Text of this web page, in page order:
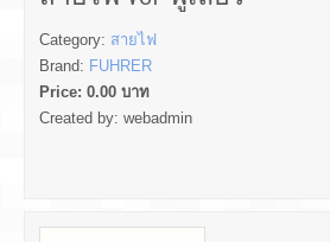
Category: สายไฟ
Brand: FUHRER
Price: 0.00 บาท
Created by: webadmin